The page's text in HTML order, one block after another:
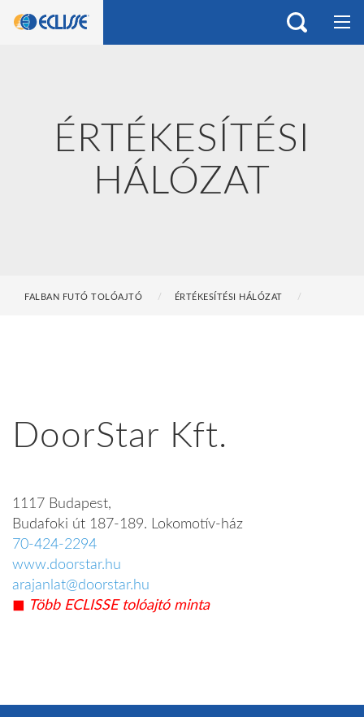
ÉRTÉKESÍTÉSI
HÁLÓZAT
FALBAN FUTÓ TOLÓAJTÓ ÉRTÉKESÍTÉSI HÁLÓZAT
DoorStar Kft.
1117 Budapest,
Budafoki út 187-189. Lokomotív-ház
70-424-2294
www.doorstar.hu
arajanlat@doorstar.hu
◼︎ Több ECLISSE tolóajtó minta